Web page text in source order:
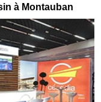
à Montauban